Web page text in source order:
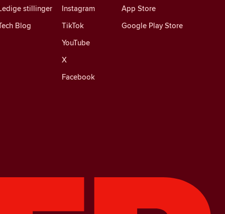
Instagram
TikTok
YouTube
X
Facebook
stillinger
Blog
App Store
Google Play Store